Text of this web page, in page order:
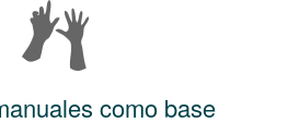
como base